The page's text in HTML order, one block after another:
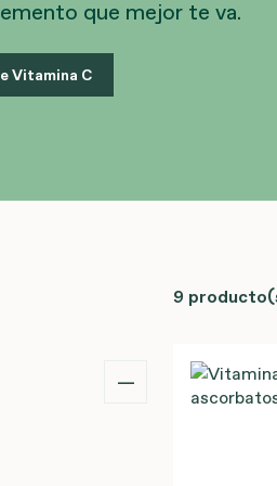
que mejor te va.
Vitamina C
9